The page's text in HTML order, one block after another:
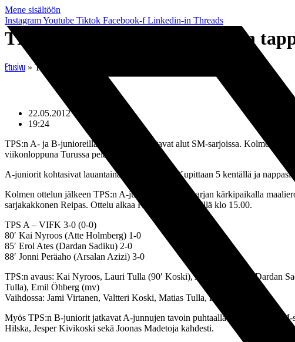
Mene sisältöön
InstagramYoutube Tiktok Facebook-f Linkedin-in Threads
TPS:n A- ja B-juniorit edelleen
Etusivu » TPS:n A- ja B-juniorit edelleen tappioitta
22.05.2012
19:24
TPS:n A- ja B-junioreilla on ollut vakuuttavat alut SM-sarjoissa. Kolmen
viikonloppuna Turussa pelatuissa otteluissa.
A-juniorit kohtasivat lauantaina Vaasan IFK:n Kupittaan 5 kentällä ja
Kolmen ottelun jälkeen TPS:n A-juniorit ovat SM-sarjan kärkipaikalla
sarjakakkonen Reipas. Ottelu alkaa Kupittaan 2 kentällä klo 15.00.
TPS A – VIFK 3-0 (0-0)
80′ Kai Nyroos (Atte Holmberg) 1-0
85′ Erol Ates (Dardan Sadiku) 2-0
88′ Jonni Peräaho (Arsalan Azizi) 3-0
TPS:n avaus: Kai Nyroos, Lauri Tulla (90′ Koski), Atte Holmberg, Dardan
Tulla), Emil Öhberg (mv)
Vaihdossa: Jami Virtanen, Valtteri Koski, Matias Tulla, Riku Sjöroos
Myös TPS:n B-juniorit jatkavat A-junnujen tavoin puhtaalla pelillä oman
Hilska, Jesper Kivikoski sekä Joonas Madetoja kahdesti.